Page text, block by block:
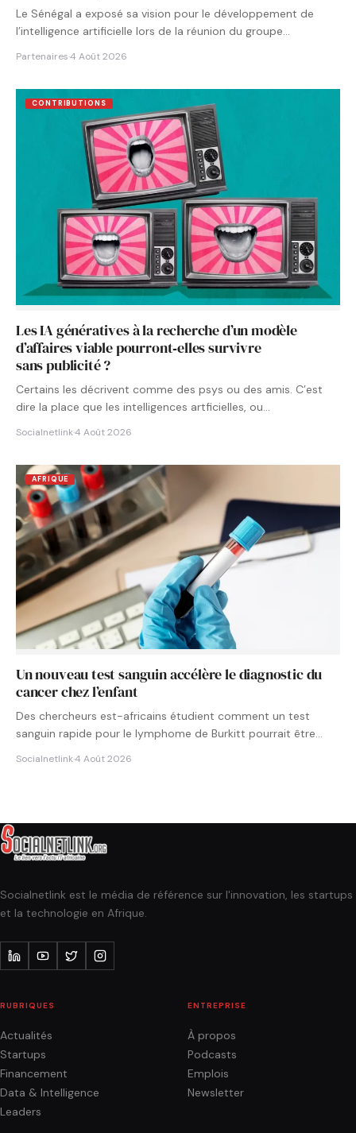
Le Sénégal a exposé sa vision pour le développement de
l’intelligence artificielle lors de la réunion du groupe…
Partenaires·4 Août 2026
CONTRIBUTIONS
Les IA génératives à la recherche d’un modèle
d’affaires viable pourront‑elles survivre
sans publicité ?
Certains les décrivent comme des psys ou des amis. C’est
dire la place que les intelligences artficielles, ou…
Socialnetlink·4 Août 2026
AFRIQUE
Un nouveau test sanguin accélère le diagnostic du
cancer chez l’enfant
Des chercheurs est-africains étudient comment un test
sanguin rapide pour le lymphome de Burkitt pourrait être
Socialnetlink·4 Août 2026
Socialnetlink est le média de référence sur l'innovation, les startups
et la technologie en Afrique.
RUBRIQUES
Actualités
Startups
Financement
Data & Intelligence
Leaders
ENTREPRISE
À propos
Podcasts
Emplois
Newsletter